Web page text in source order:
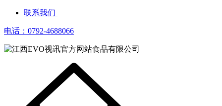
联系我们
电话：0792-4688066